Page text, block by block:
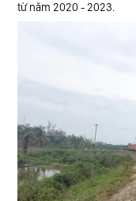
từ năm 2020 - 2023.